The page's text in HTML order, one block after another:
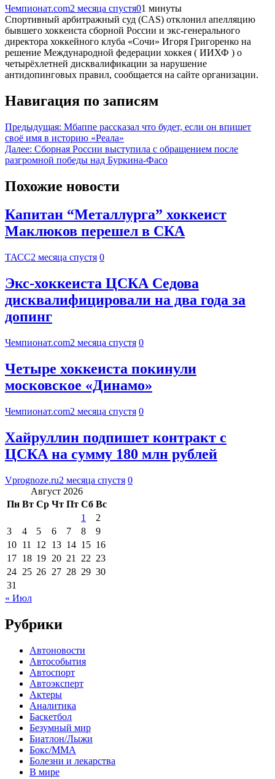
Чемпионат.com2 месяца спустя01 минуты
Спортивный арбитражный суд (CAS) отклонил апелляцию
бывшего хоккеиста сборной России и экс-генерального
директора хоккейного клуба «Сочи» Игоря Григоренко на
решение Международной федерации хоккея ( ИИХФ ) о
четырёхлетней дисквалификации за нарушение
антидопинговых правил, сообщается на сайте организации.
Навигация по записям
Предыдущая: Мбаппе рассказал что будет, если он впишет
своё имя в историю «Реала»
Далее: Сборная России выступила с обращением после
разгромной победы над Буркина-Фасо
Похожие новости
Капитан “Металлурга” хоккеист
Маклюков перешел в СКА
ТАСС2 месяца спустя 0
Экс-хоккеиста ЦСКА Седова
дисквалифицировали на два года за
допинг
Чемпионат.com2 месяца спустя 0
Четыре хоккеиста покинули
московское «Динамо»
Чемпионат.com2 месяца спустя 0
Хайруллин подпишет контракт с
ЦСКА на сумму 180 млн рублей
Vprognoze.ru2 месяца спустя 0
Август 2026
Пн Вт Ср Чт Пт Сб Вс
1
2
3
4 5 6 7 8
9
10 11 12 13 14 15 16
17 18 19 20 21 22 23
24 25 26 27 28 29 30
31
« Июл
Рубрики
Автоновости
Автособытия
Автоспорт
Автоэксперт
Актеры
Аналитика
Баскетбол
Безумный мир
Биатлон/Лыжи
Бокс/MMA
Болезни и лекарства
В мире